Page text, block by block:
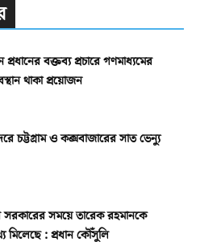
প্রধানের বক্তব্য প্রচারে গণমাধ্যমের
থাকা প্রয়োজন
চট্টগ্রাম ও কক্সবাজারের সাত ভেন্যু
সময়ে তারেক রহমানকে
মিলেছে : প্রধান কৌঁসুলি